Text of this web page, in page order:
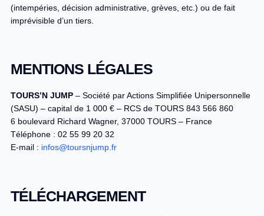
(intempéries, décision administrative, grèves, etc.) ou de fait
imprévisible d’un tiers.
MENTIONS LÉGALES
TOURS’N JUMP– Société par Actions Simplifiée Unipersonnelle
(SASU) – capital de 1 000 € – RCS de TOURS 843 566 860
6 boulevard Richard Wagner, 37000 TOURS – France
Téléphone : 02 55 99 20 32
E-mail : infos@toursnjump.fr
TÉLÉCHARGEMENT